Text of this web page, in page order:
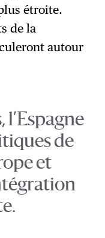
étroite.
de la
autour
l’Espagne
de
et